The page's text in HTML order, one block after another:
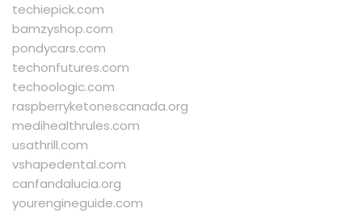
techiepick.com
bamzyshop.com
pondycars.com
techonfutures.com
techoologic.com
raspberryketonescanada.org
medihealthrules.com
usathrill.com
vshapedental.com
canfandalucia.org
yourengineguide.com